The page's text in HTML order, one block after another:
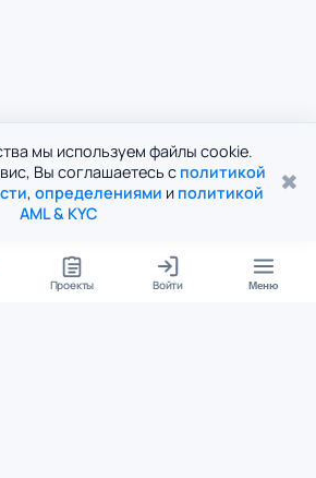
мы используем файлы cookie.
Вы соглашаетесь с политикой
, определениями и политикой
AML & KYC
✖
Проекты Войти Меню